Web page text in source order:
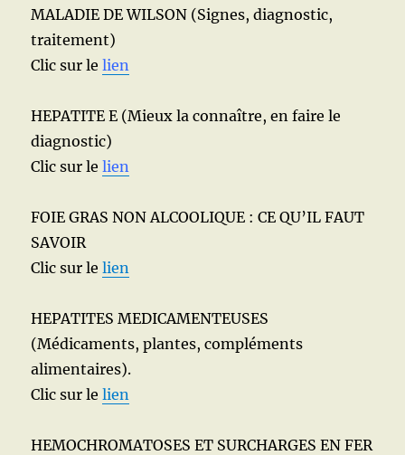
MALADIE DE WILSON (Signes, diagnostic,
traitement)
Clic sur lelien
HEPATITE E (Mieux la connaître, en faire le
diagnostic)
Clic sur lelien
FOIE GRAS NON ALCOOLIQUE : CE QU’IL FAUT
SAVOIR
Clic sur lelien
HEPATITES MEDICAMENTEUSES
(Médicaments, plantes, compléments
alimentaires).
Clic sur lelien
HEMOCHROMATOSES ET SURCHARGES EN FER